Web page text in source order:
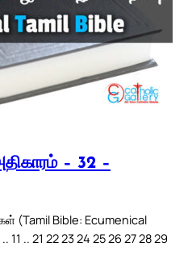
– 32 –
(Tamil Bible: Ecumenical
.. 21 22 23 24 25 26 27 28 29